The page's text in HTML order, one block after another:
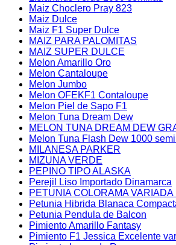
Maiz Choclero Pray 823
Maiz Dulce
Maiz F1 Super Dulce
MAIZ PARA PALOMITAS
MAIZ SUPER DULCE
Melon Amarillo Oro
Melon Cantaloupe
Melon Jumbo
Melon OFEKF1 Contaloupe
Melon Piel de Sapo F1
Melon Tuna Dream Dew
MELON TUNA DREAM DEW
Melon Tuna Flash Dew 1000
MILANESA PARKER
MIZUNA VERDE
PEPINO TIPO ALASKA
Perejil Liso Importado Dinamarca
PETUNIA COLORAMA VARIADA
Petunia Hibrida Blanaca
Petunia Pendula de Balcon
Pimiento Amarillo Fantasy
Pimiento F1 Jessica Excelente